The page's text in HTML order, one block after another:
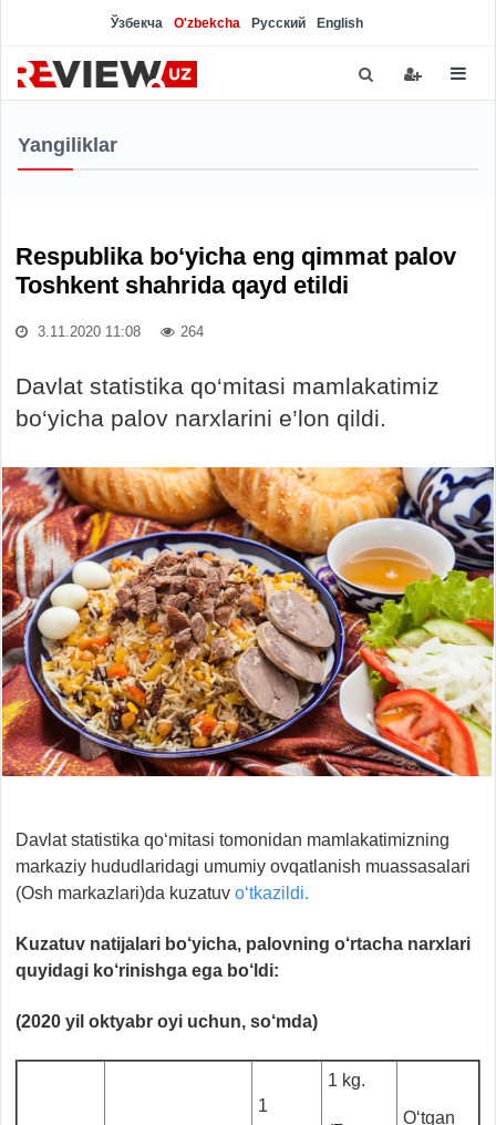
Ўзбекча O'zbekcha Русский English
Yangiliklar
Respublika bo‘yicha eng qimmat palov
Toshkent shahrida qayd etildi
3.11.2020 11:08 264
Davlat statistika qo‘mitasi mamlakatimiz
bo‘yicha palov narxlarini e’lon qildi.
Davlat statistika qo‘mitasi tomonidan mamlakatimizning
markaziy hududlaridagi umumiy ovqatlanish muassasalari
(Osh markazlari)da kuzatuv o‘tkazildi.
Kuzatuv natijalari bo‘yicha, palovning o‘rtacha narxlari
quyidagi ko‘rinishga ega bo‘ldi:
(2020 yil oktyabr oyi uchun, so‘mda)
1
1 kg.
O‘tgan